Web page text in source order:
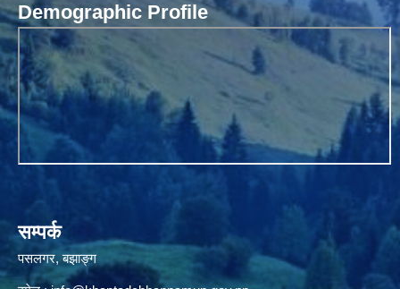
Demographic Profile
सम्पर्क
पसलगर, बझाङ्ग